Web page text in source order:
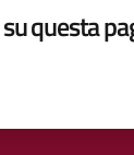
questa